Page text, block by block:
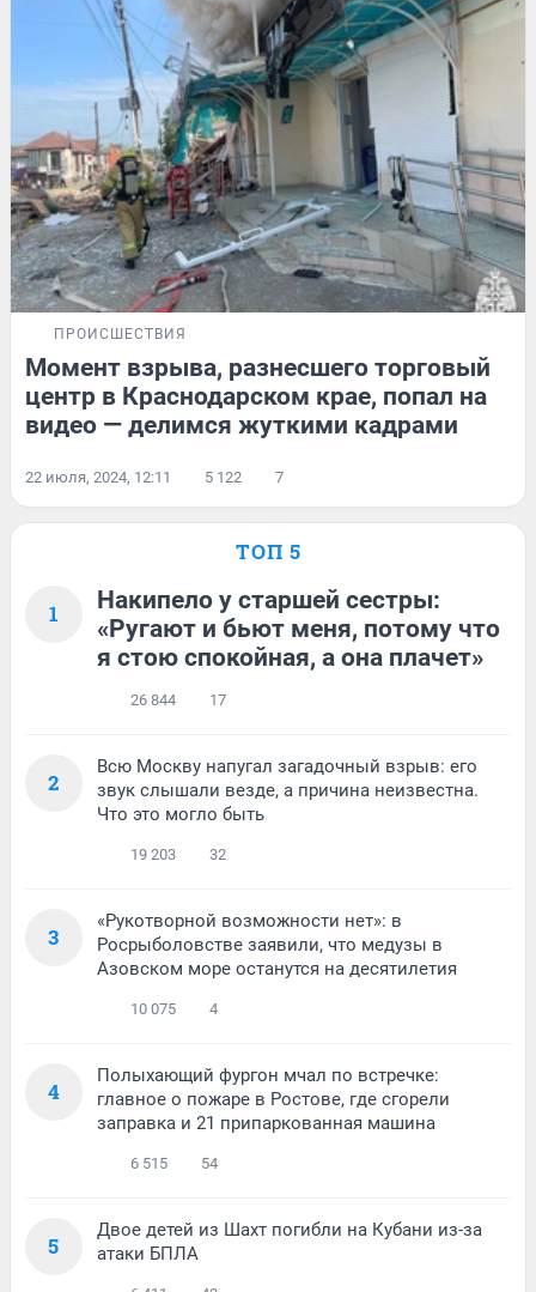
ПРОИСШЕСТВИЯ
Момент взрыва, разнесшего торговый
центр в Краснодарском крае, попал на
видео — делимся жуткими кадрами
22 июля, 2024, 12:11 5 122 7
ТОП 5
1
Накипело у старшей сестры:
«Ругают и бьют меня, потому что
я стою спокойная, а она плачет»
26 844 17
2
Всю Москву напугал загадочный взрыв: его
звук слышали везде, а причина неизвестна.
Что это могло быть
19 203 32
3
«Рукотворной возможности нет»: в
Росрыболовстве заявили, что медузы в
Азовском море останутся на десятилетия
10 075 4
4
Полыхающий фургон мчал по встречке:
главное о пожаре в Ростове, где сгорели
заправка и 21 припаркованная машина
6 515 54
5
Двое детей из Шахт погибли на Кубани из-за
атаки БПЛА